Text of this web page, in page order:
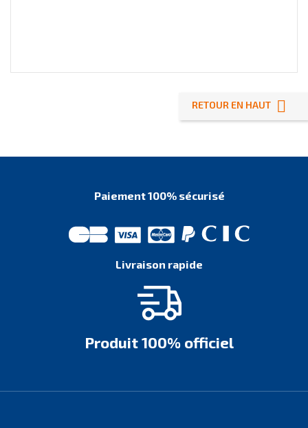
RETOUR EN HAUT 
Paiement 100% sécurisé
Livraison rapide
Produit 100% officiel